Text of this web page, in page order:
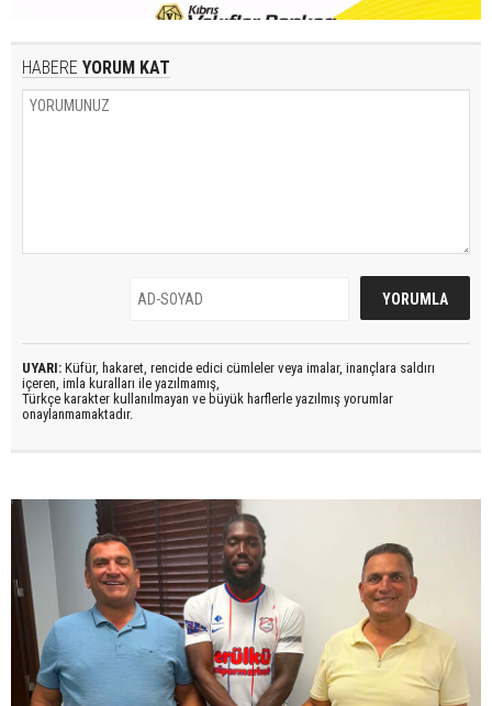
HABERE YORUM KAT
UYARI: Küfür, hakaret, rencide edici cümleler veya imalar, inançlara saldırı
içeren, imla kuralları ile yazılmamış,
Türkçe karakter kullanılmayan ve büyük harflerle yazılmış yorumlar
onaylanmamaktadır.